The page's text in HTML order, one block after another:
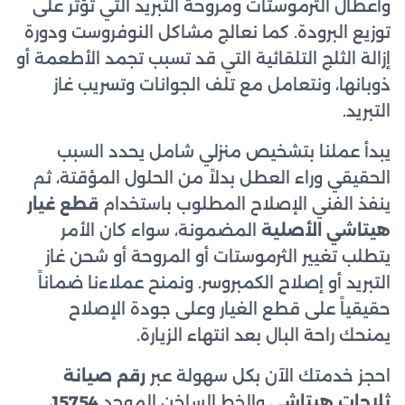
وأعطال الثرموستات ومروحة التبريد التي تؤثر على
توزيع البرودة. كما نعالج مشاكل النوفروست ودورة
إزالة الثلج التلقائية التي قد تسبب تجمد الأطعمة أو
ذوبانها، ونتعامل مع تلف الجوانات وتسريب غاز
التبريد.
يبدأ عملنا بتشخيص منزلي شامل يحدد السبب
الحقيقي وراء العطل بدلاً من الحلول المؤقتة، ثم
ينفذ الفني الإصلاح المطلوب باستخدام قطع غيار
هيتاشي الأصلية المضمونة، سواء كان الأمر
يتطلب تغيير الثرموستات أو المروحة أو شحن غاز
التبريد أو إصلاح الكمبروسر. ونمنح عملاءنا ضماناً
حقيقياً على قطع الغيار وعلى جودة الإصلاح
يمنحك راحة البال بعد انتهاء الزيارة.
احجز خدمتك الآن بكل سهولة عبر رقم صيانة